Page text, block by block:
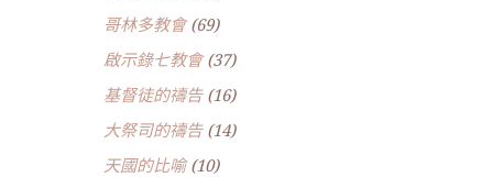
哥林多教會(69)
啟示錄七教會(37)
基督徒的禱告(16)
大祭司的禱告(14)
天國的比喻(10)